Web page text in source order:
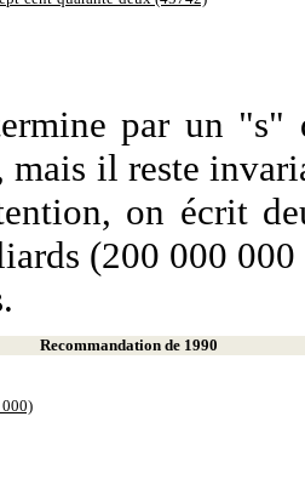
par un "s"
il reste
on écrit
(200 000
Recommandation de 1990